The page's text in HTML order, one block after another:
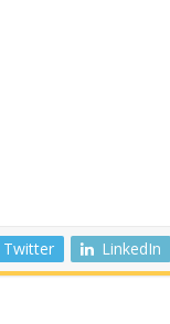
Twitter LinkedIn